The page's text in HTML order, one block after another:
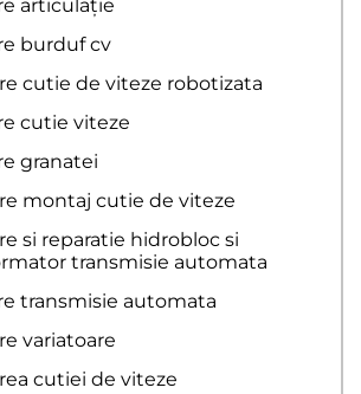
articulație
burduf cv
cutie de viteze robotizata
cutie viteze
granatei
montaj cutie de viteze
si reparatie hidrobloc si
transmisie automata
transmisie automata
variatoare
cutiei de viteze